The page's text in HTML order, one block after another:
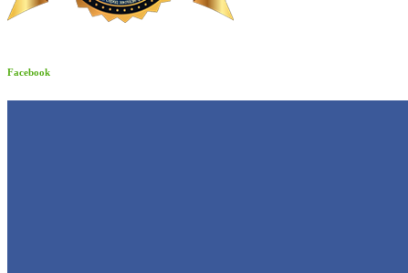
Facebook